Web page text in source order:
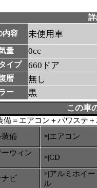
内容
未使用車
量 0cc
イプ 660ドア
暦 無し
ー 黒
この車
備＝エアコン＋パワステ
装備
×|エアコン
ーウィン
×|CD
ナビ
×|アルミホイー
ル